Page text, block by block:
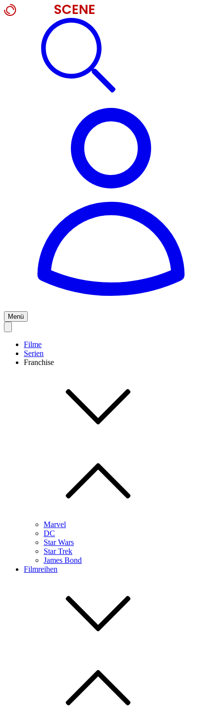
Menü
Filme
Serien
Franchise
Marvel
DC
Star Wars
Star Trek
James Bond
Filmreihen